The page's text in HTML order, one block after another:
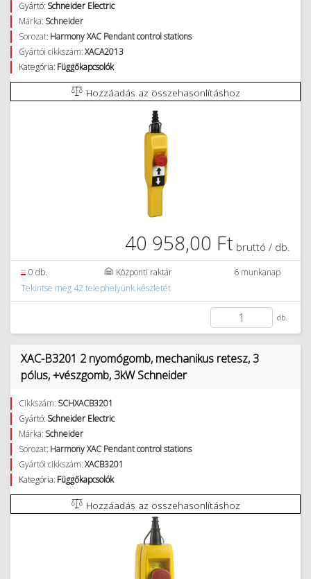
Gyártó: Schneider Electric
Márka: Schneider
Sorozat: Harmony XAC Pendant control stations
Gyártói cikkszám:XACA2013
Kategória: Függőkapcsolók
Hozzáadás az összehasonlításhoz
40 958,00 Ft bruttó / db.
0 db. Központi raktár
6 munkanap
Tekintse meg 42 telephelyünk készletét
db.
XAC-B3201 2 nyomógomb, mechanikus retesz, 3
pólus, +vészgomb, 3kW Schneider
Cikkszám: SCHXACB3201
Gyártó: Schneider Electric
Márka: Schneider
Sorozat: Harmony XAC Pendant control stations
Gyártói cikkszám:XACB3201
Kategória: Függőkapcsolók
Hozzáadás az összehasonlításhoz